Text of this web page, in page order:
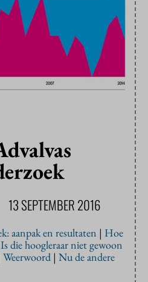
13 SEPTEMBER 2016
aanpak en resultaten | Hoe
Is die hoogleraar niet gewoon
Weerwoord | Nu de andere